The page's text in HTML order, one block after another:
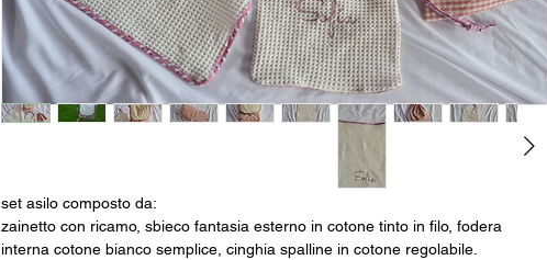
set asilo composto da:
zainetto con ricamo, sbieco fantasia esterno in cotone tinto in filo, fodera
interna cotone bianco semplice, cinghia spalline in cotone regolabile.